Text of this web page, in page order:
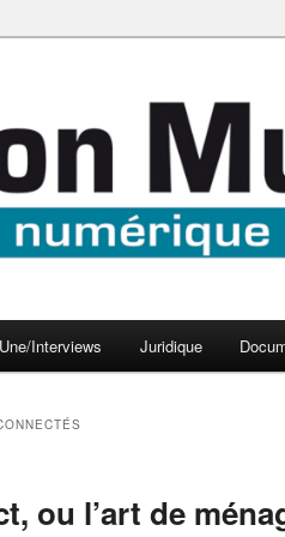
Une/Interviews Juridique
ou l’art de